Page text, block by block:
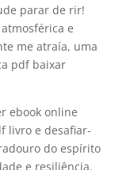
parar de rir!
e
me atraía, uma
pdf baixar
ebook online
livro e desafiar-
do espírito
e resiliência.